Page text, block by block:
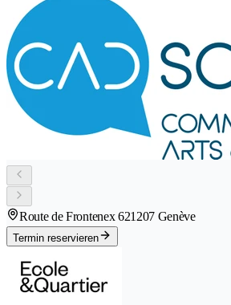
Route de Frontenex 621207 Genève
Termin reservieren